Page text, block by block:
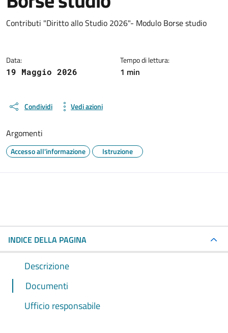
Dettagli del documento
Contributi "Diritto allo Studio 2026"- Modulo Borse studio
Data:
19 Maggio 2026
Tempo di lettura:
1 min
Condividi Vedi azioni
Argomenti
Accesso all'informazione Istruzione
INDICE DELLA PAGINA
Descrizione
Documenti
Ufficio responsabile